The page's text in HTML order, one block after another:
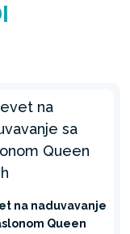
na naduvavanje
Queen